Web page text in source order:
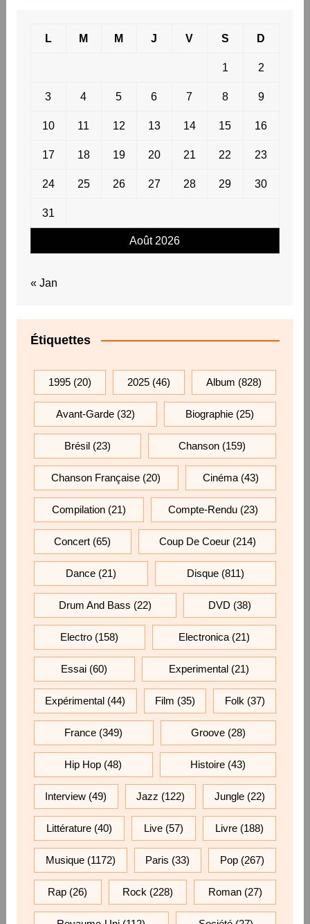
Août 2026
L M M J V S D
1 2
3 4 5 6 7 8 9
10 11 12 13 14 15 16
17 18 19 20 21 22 23
24 25 26 27 28 29 30
31
« Jan
Étiquettes
1995(20) 2025 (46) Album (828)
Avant-Garde(32) Biographie (25)
Brésil(23) Chanson (159)
Chanson Française (20) Cinéma(43)
Compilation(21) Compte-Rendu (23)
Concert (65) Coup De Coeur(214)
Dance(21) Disque (811)
Drum And Bass (22) DVD (38)
Electro (158) Electronica(21)
Essai (60) Experimental(21)
Expérimental (44) Film (35) Folk (37)
France (349) Groove(28)
Hip Hop (48) Histoire(43)
Interview (49) Jazz (122) Jungle(22)
Littérature(40) Live (57) Livre (188)
Musique(1172) Paris (33) Pop (267)
Rap (26) Rock (228) Roman(27)